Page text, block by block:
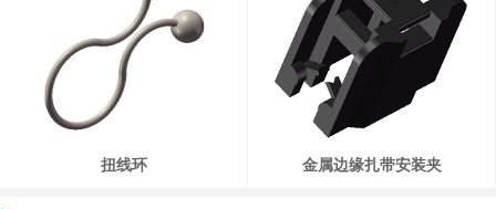
扭线环 金属边缘扎带安装夹